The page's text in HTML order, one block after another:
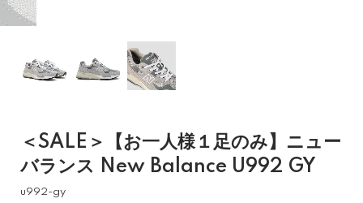
＜SALE＞【お一人様１足のみ】ニュー
バランス New Balance U992 GY
u992-gy